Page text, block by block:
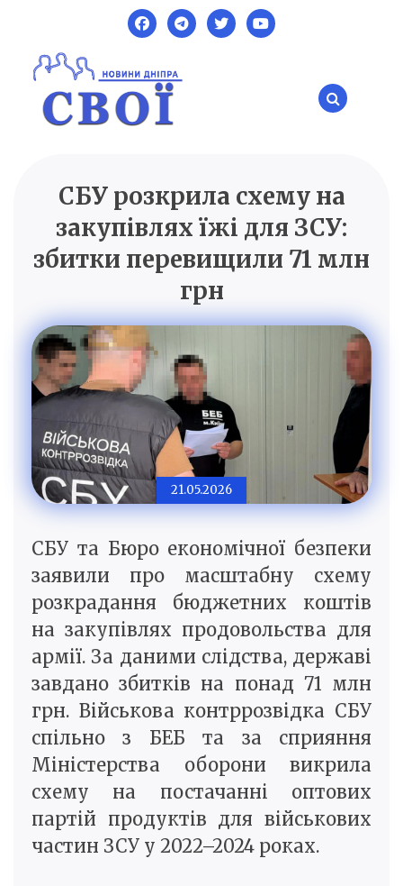
content
SVOI.DP.UA
Новини Дніпра
СБУ розкрила схему на
закупівлях їжі для ЗСУ:
збитки перевищили 71 млн
грн
21.05.2026
СБУ та Бюро економічної безпеки
заявили про масштабну схему
розкрадання бюджетних коштів
на закупівлях продовольства для
армії. За даними слідства, державі
завдано збитків на понад 71 млн
грн. Військова контррозвідка СБУ
спільно з БЕБ та за сприяння
Міністерства оборони викрила
схему на постачанні оптових
партій продуктів для військових
частин ЗСУ у 2022–2024 роках.